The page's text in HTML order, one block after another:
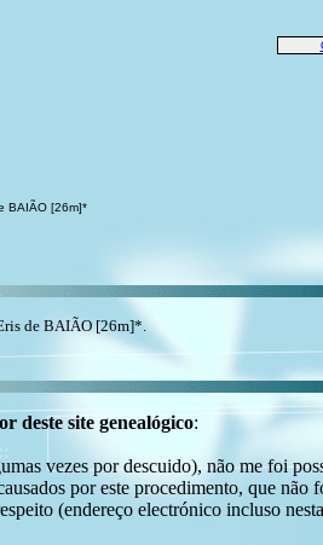
BAIÃO [26m]*
de BAIÃO [26m]*.
deste site genealógico:
vezes por descuido), não me foi
por este procedimento, que
(endereço electrónico incluso